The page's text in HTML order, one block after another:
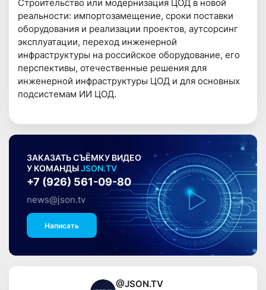
Строительство или модернизация ЦОД в новой
реальности: импортозамещение, сроки поставки
оборудования и реализации проектов, аутсорсинг
эксплуатации, переход инженерной
инфраструктуры на российское оборудование, его
перспективы, отечественные решения для
инженерной инфраструктуры ЦОД и для основных
подсистемам ИИ ЦОД.
ЗАКАЗАТЬ СЪЁМКУ ВИДЕО
У КОМАНДЫJSON.TV
+7 (926) 561-09-80
news@json.tv
Написать
@JSON.TV